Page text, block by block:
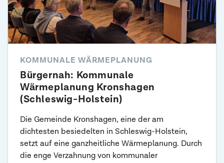
KOMMUNALE WÄRMEPLANUNG
Bürgernah: Kommunale
Wärmeplanung Kronshagen
(Schleswig-Holstein)
Die Gemeinde Kronshagen, eine der am
dichtesten besiedelten in Schleswig-Holstein,
setzt auf eine ganzheitliche Wärmeplanung. Durch
die enge Verzahnung von kommunaler